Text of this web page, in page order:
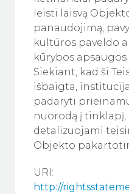
leisti laisvą
panaudojimą,
kultūros paveldo
kūrybos
Siekiant, kad ši
išbaigta,
padaryti
nuorodą į tinklapį,
detalizuojami
Objekto
URI:
http://